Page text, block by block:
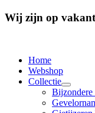
Wij zijn op
Home
Webshop
Collectie
Bijzondere